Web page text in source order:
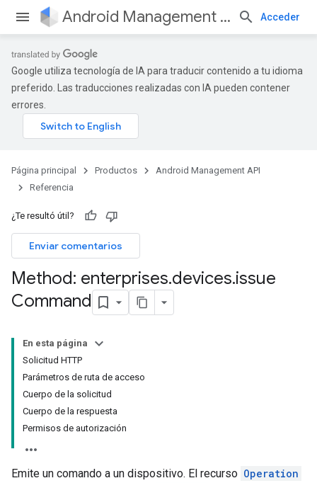
Android Management API Acceder
Google utiliza tecnología de IA para traducir contenido a tu idioma
preferido. Las traducciones realizadas con IA pueden contener
errores.
Página principal Productos
Android Management API
Referencia
¿Te resultó útil?
Enviar comentarios
Method: enterprises.devices.issue
Command
En esta página
Solicitud HTTP
Parámetros de ruta de acceso
Cuerpo de la solicitud
Cuerpo de la respuesta
Permisos de autorización
Emite un comando a un dispositivo. El recurso Operation